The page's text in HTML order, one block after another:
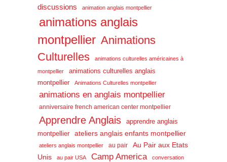
discussions
animation anglais montpellier
animations anglais
montpellier Animations
Culturelles
animations culturelles américaines à
montpellier
animations culturelles anglais
montpellier
Animations Culturelles montpellier
animations en anglais montpellier
anniversaire french american center montpellier
Apprendre Anglais
apprendre anglais
montpellier
ateliers anglais enfants montpellier
ateliers anglais montpellier au pair
Au Pair aux Etats
Unis
au pair USA Camp America
conversation